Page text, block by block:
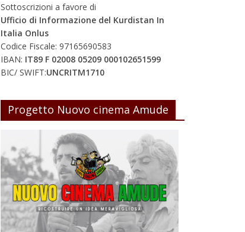
Sottoscrizioni a favore di
Ufficio di Informazione del Kurdistan In
Italia Onlus
Codice Fiscale: 97165690583
IBAN: IT89 F 02008 05209 000102651599
BIC/ SWIFT:UNCRITM1710
Progetto Nuovo cinema Amude